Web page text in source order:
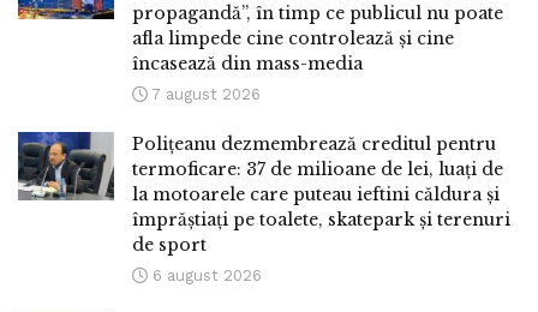
propagandă”, în timp ce publicul nu poate
afla limpede cine controlează și cine
încasează din mass-media
7 august 2026
Polițeanu dezmembrează creditul pentru
termoficare: 37 de milioane de lei, luați de
la motoarele care puteau ieftini căldura și
împrăștiați pe toalete, skatepark și terenuri
de sport
6 august 2026